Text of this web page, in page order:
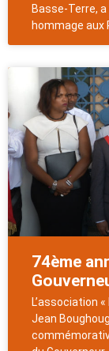
Basse-Terre,
hommage aux
74ème
L’association
Jean